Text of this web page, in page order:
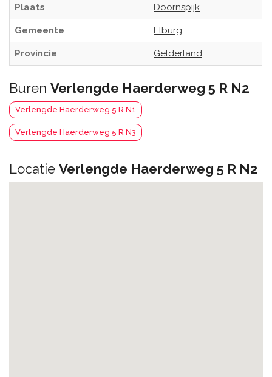
Plaats Doornspijk
Gemeente Elburg
Provincie Gelderland
Buren Verlengde Haerderweg 5 R N2
Verlengde Haerderweg 5 R N1
Verlengde Haerderweg 5 R N3
Locatie Verlengde Haerderweg 5 R N2